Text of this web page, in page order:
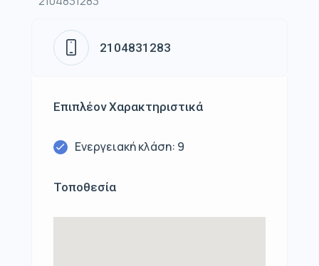
2104831283
Επιπλέον Χαρακτηριστικά
Ενεργειακή κλάση: 9
Τοποθεσία